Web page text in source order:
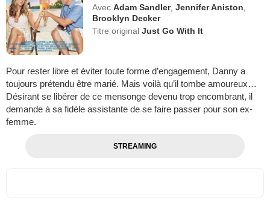
Avec Adam Sandler,Jennifer Aniston
Brooklyn Decker
Titre originalJust Go With It
Pour rester libre et éviter toute forme d’engagement, Danny a
toujours prétendu être marié. Mais voilà qu’il tombe amoureux…
Désirant se libérer de ce mensonge devenu trop encombrant, il
demande à sa fidèle assistante de se faire passer pour son ex-
femme.
STREAMING